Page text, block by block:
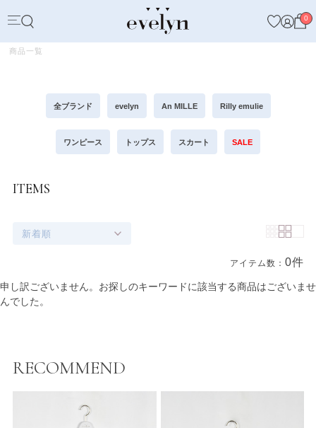
0
商品一覧
全ブランド evelyn An MILLE Rilly emulie
ワンピース トップス スカート SALE
ITEMS
新着順
アイテム数：0件
商品一覧
申し訳ございません。お探しのキーワードに該当する商品はございませ
んでした。
RECOMMEND